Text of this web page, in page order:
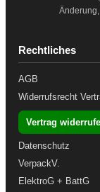
Rechtliches
AGB
Widerrufsrecht
Vertrag
Datenschutz
VerpackV.
ElektroG + BattG